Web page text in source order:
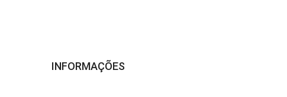
INFORMAÇÕES